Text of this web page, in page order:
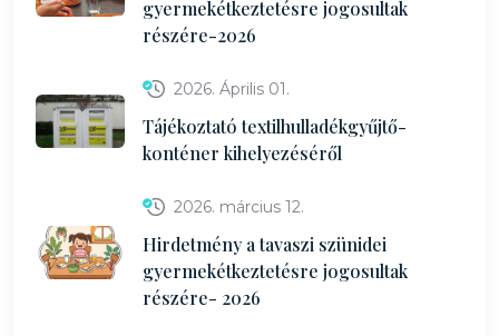
gyermekétkeztetésre jogosultak
részére-2026
2026. Április 01.
Tájékoztató textilhulladékgyűjtő-
konténer kihelyezéséről
2026. március 12.
Hirdetmény a tavaszi szünidei
gyermekétkeztetésre jogosultak
részére- 2026